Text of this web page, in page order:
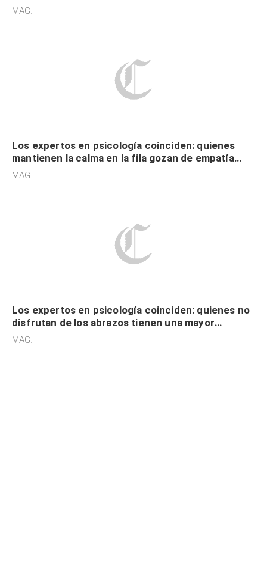
defensiva y tienen apertura social
MAG.
Los expertos en psicología coinciden: quienes
mantienen la calma en la fila gozan de empatía
cognitiva, gratitud y no solo tienen autocontrol
MAG.
Los expertos en psicología coinciden: quienes no
disfrutan de los abrazos tienen una mayor
sensibilidad a los estímulos físicos y no es por
MAG.